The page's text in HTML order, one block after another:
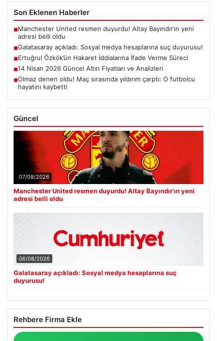
Son Eklenen Haberler
■Manchester United resmen duyurdu! Altay Bayındır’ın yeni
adresi belli oldu
■Galatasaray açıkladı: Sosyal medya hesaplarına suç duyurusu!
■Ertuğrul Özkök’ün Hakaret İddialarına İfade Verme Süreci
■14 Nisan 2026 Güncel Altın Fiyatları ve Analizleri
■Olmaz denen oldu! Maç sırasında yıldırım çarptı: O futbolcu
hayatını kaybetti
Güncel
07/08/2026
Manchester United resmen duyurdu! Altay Bayındır’ın yeni
adresi belli oldu
06/08/2026
Galatasaray açıkladı: Sosyal medya hesaplarına suç
duyurusu!
Rehbere Firma Ekle